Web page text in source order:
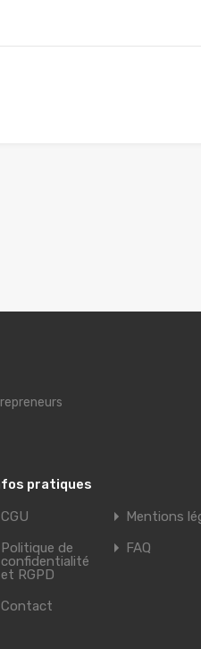
pratiques
CGU
Mentions
Politique de
confidentialité
et RGPD
FAQ
Contact